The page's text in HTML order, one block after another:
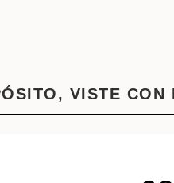
VISTE CON